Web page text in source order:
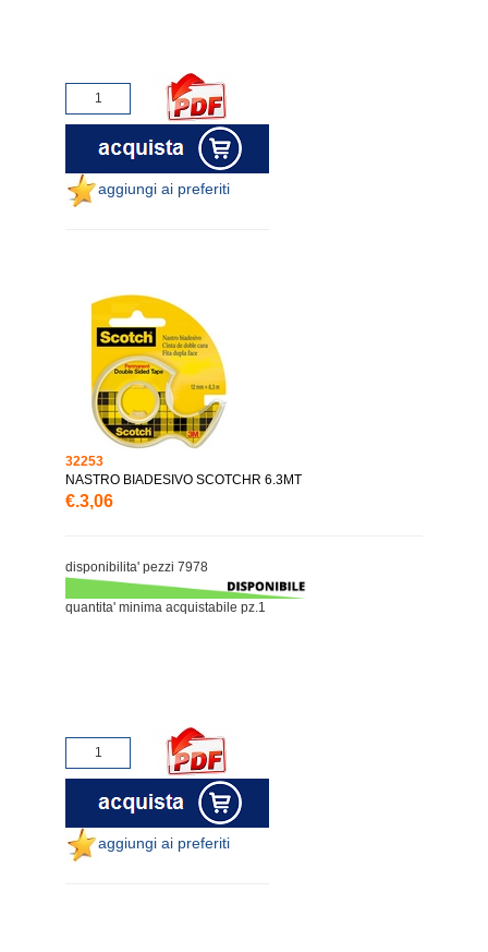
aggiungi ai preferiti
32253
NASTRO BIADESIVO SCOTCHR 6.3MT
€.3,06
disponibilita' pezzi 7978
quantita' minima acquistabile pz.1
aggiungi ai preferiti